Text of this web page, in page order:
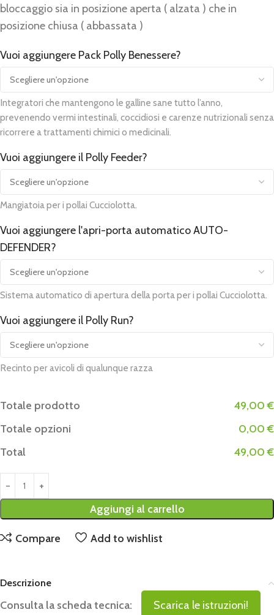
bloccaggio sia in posizione aperta ( alzata ) che in
posizione chiusa ( abbassata )
Vuoi aggiungere Pack Polly Benessere?
Integratori che mantengono le galline sane tutto l’anno,
prevenendo vermi intestinali, coccidiosi e carenze nutrizionali senza
ricorrere a trattamenti chimici o medicinali.
Vuoi aggiungere il Polly Feeder?
Mangiatoia per i pollai Cucciolotta.
Vuoi aggiungere l'apri-porta automatico AUTO-
DEFENDER?
Sistema automatico di apertura della porta per i pollai Cucciolotta.
Vuoi aggiungere il Polly Run?
Recinto per avicoli di qualunque razza
Totale prodotto
49,00 €
Totale opzioni
0,00 €
Total
49,00 €
Aggiungi al carrello
Alternative:
Compare Add to wishlist
Descrizione
Consulta la scheda tecnica: Scarica le istruzioni!